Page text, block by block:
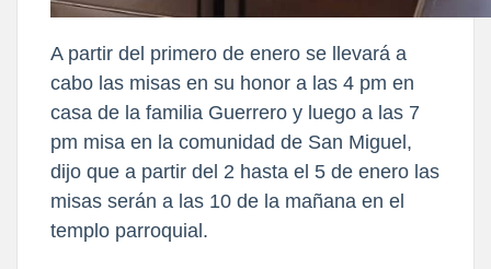
A partir del primero de enero se llevará a
cabo las misas en su honor a las 4 pm en
casa de la familia Guerrero y luego a las 7
pm misa en la comunidad de San Miguel,
dijo que a partir del 2 hasta el 5 de enero las
misas serán a las 10 de la mañana en el
templo parroquial.